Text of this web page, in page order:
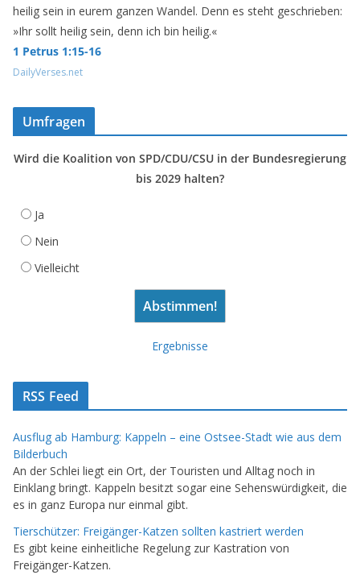
heilig sein in eurem ganzen Wandel. Denn es steht geschrieben:
»Ihr sollt heilig sein, denn ich bin heilig.«
1 Petrus 1:15-16
DailyVerses.net
Umfragen
Wird die Koalition von SPD/CDU/CSU in der Bundesregierung
bis 2029 halten?
Ja
Nein
Vielleicht
Ergebnisse
RSS Feed
Ausflug ab Hamburg: Kappeln – eine Ostsee-Stadt wie aus dem
Bilderbuch
An der Schlei liegt ein Ort, der Touristen und Alltag noch in
Einklang bringt. Kappeln besitzt sogar eine Sehenswürdigkeit, die
es in ganz Europa nur einmal gibt.
Tierschützer: Freigänger-Katzen sollten kastriert werden
Es gibt keine einheitliche Regelung zur Kastration von
Freigänger-Katzen.